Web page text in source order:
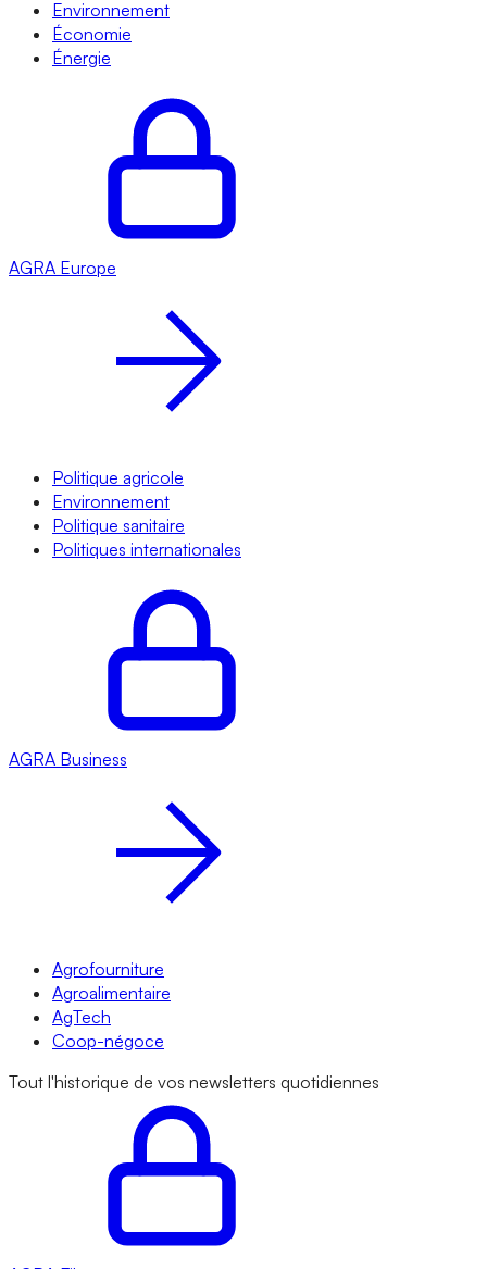
Environnement
Économie
Énergie
AGRA Europe
Politique agricole
Environnement
Politique sanitaire
Politiques internationales
AGRA Business
Agrofourniture
Agroalimentaire
AgTech
Coop-négoce
Tout l'historique de vos newsletters quotidiennes